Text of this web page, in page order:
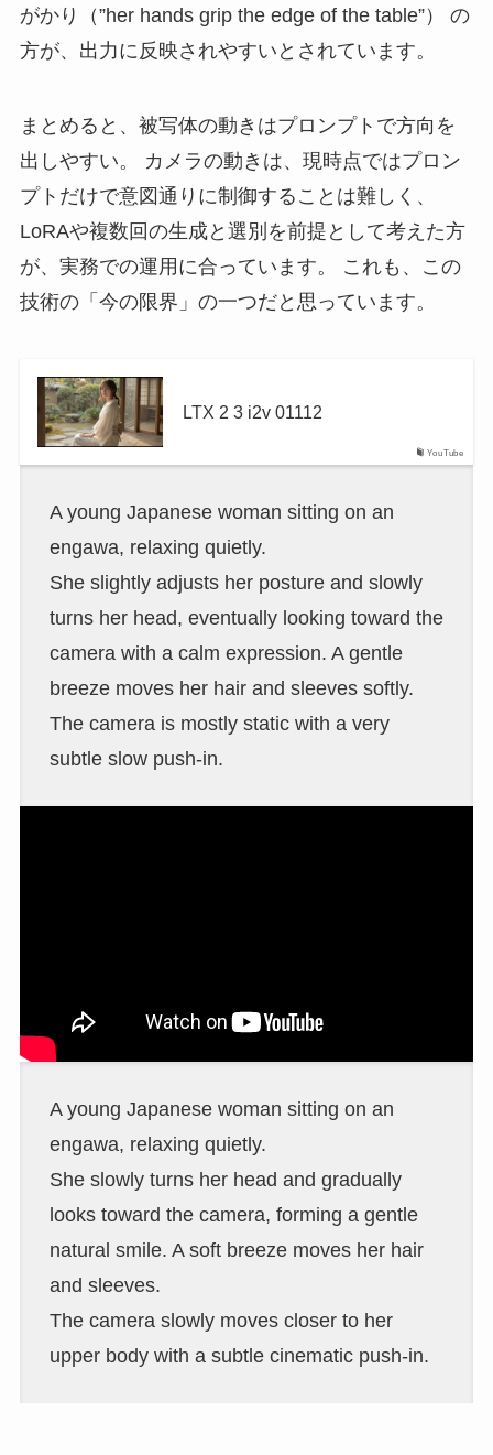
がかり（”her hands grip the edge of the table”） の
方が、出力に反映されやすいとされています。
まとめると、被写体の動きはプロンプトで方向を
出しやすい。 カメラの動きは、現時点ではプロン
プトだけで意図通りに制御することは難しく、
LoRAや複数回の生成と選別を前提として考えた方
が、実務での運用に合っています。 これも、この
技術の「今の限界」の一つだと思っています。
YouTube
LTX 2 3 i2v 01112
A young Japanese woman sitting on an
engawa, relaxing quietly.
She slightly adjusts her posture and slowly
turns her head, eventually looking toward the
camera with a calm expression. A gentle
breeze moves her hair and sleeves softly.
The camera is mostly static with a very
subtle slow push-in.
A young Japanese woman sitting on an
engawa, relaxing quietly.
She slowly turns her head and gradually
looks toward the camera, forming a gentle
natural smile. A soft breeze moves her hair
and sleeves.
The camera slowly moves closer to her
upper body with a subtle cinematic push-in.